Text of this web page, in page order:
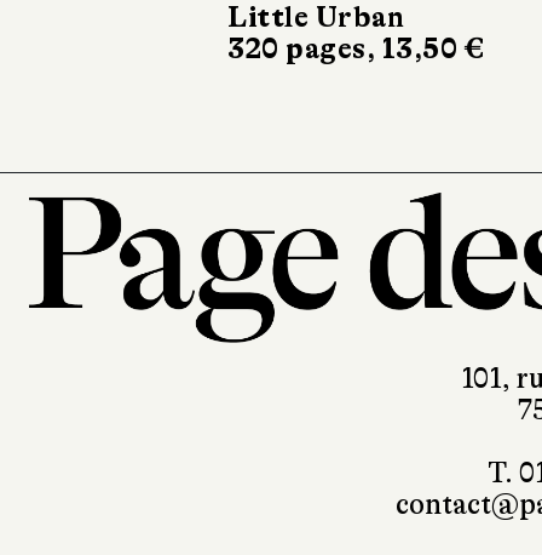
Little Urban
320 pages, 13,50 €
101,
T.